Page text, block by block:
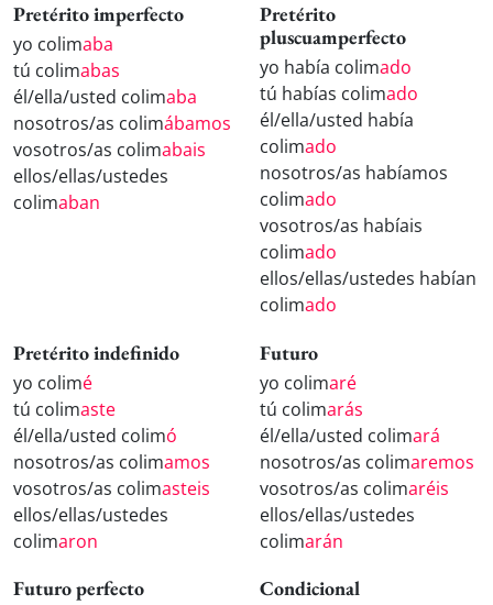
Pretérito imperfecto
yo colimaba
tú colimabas
él/ella/usted colimaba
nosotros/as colimábamos
vosotros/as colimabais
ellos/ellas/ustedes
colimaban
Pretérito
pluscuamperfecto
yo había colimado
tú habías colimado
él/ella/usted había
colimado
nosotros/as habíamos
colimado
vosotros/as habíais
colimado
ellos/ellas/ustedes habían
colimado
Pretérito indefinido
yo colimé
tú colimaste
él/ella/usted colimó
nosotros/as colimamos
vosotros/as colimasteis
ellos/ellas/ustedes
colimaron
Futuro
yo colimaré
tú colimarás
él/ella/usted colimará
nosotros/as colimaremos
vosotros/as colimaréis
ellos/ellas/ustedes
colimarán
Futuro perfecto Condicional